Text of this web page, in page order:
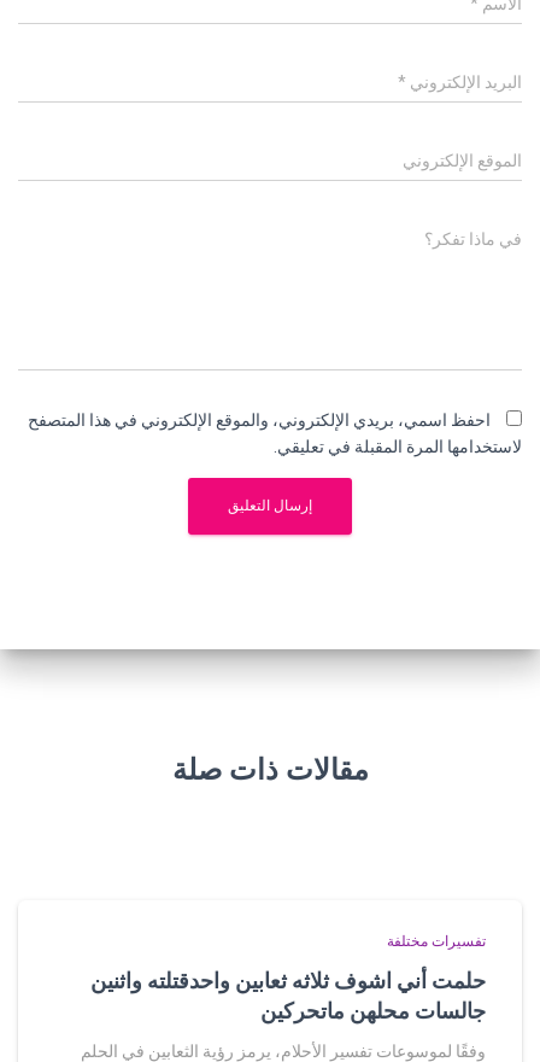
البريد الإلكتروني *
الموقع الإلكتروني
في ماذا تفكر؟
احفظ اسمي، بريدي الإلكتروني، والموقع الإلكتروني في هذا المتصفح
لاستخدامها المرة المقبلة في تعليقي.
مقالات ذات صلة
تفسيرات مختلفة
حلمت أني اشوف ثلاثه ثعابين واحدقتلته واثنين
جالسات محلهن ماتحركين
وفقًا لموسوعات تفسير الأحلام، يرمز رؤية الثعابين في الحلم